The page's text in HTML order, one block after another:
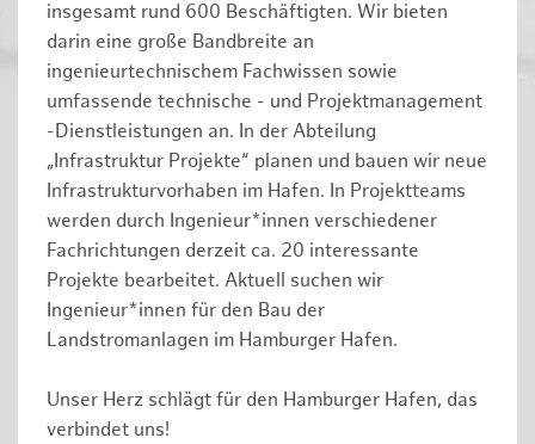
insgesamt rund 600 Beschäftigten. Wir bieten
darin eine große Bandbreite an
ingenieurtechnischem Fachwissen sowie
umfassende technische - und Projektmanagement
-Dienstleistungen an. In der Abteilung
„Infrastruktur Projekte“ planen und bauen wir neue
Infrastrukturvorhaben im Hafen. In Projektteams
werden durch Ingenieur*innen verschiedener
Fachrichtungen derzeit ca. 20 interessante
Projekte bearbeitet. Aktuell suchen wir
Ingenieur*innen für den Bau der
Landstromanlagen im Hamburger Hafen.
Unser Herz schlägt für den Hamburger Hafen, das
verbindet uns!